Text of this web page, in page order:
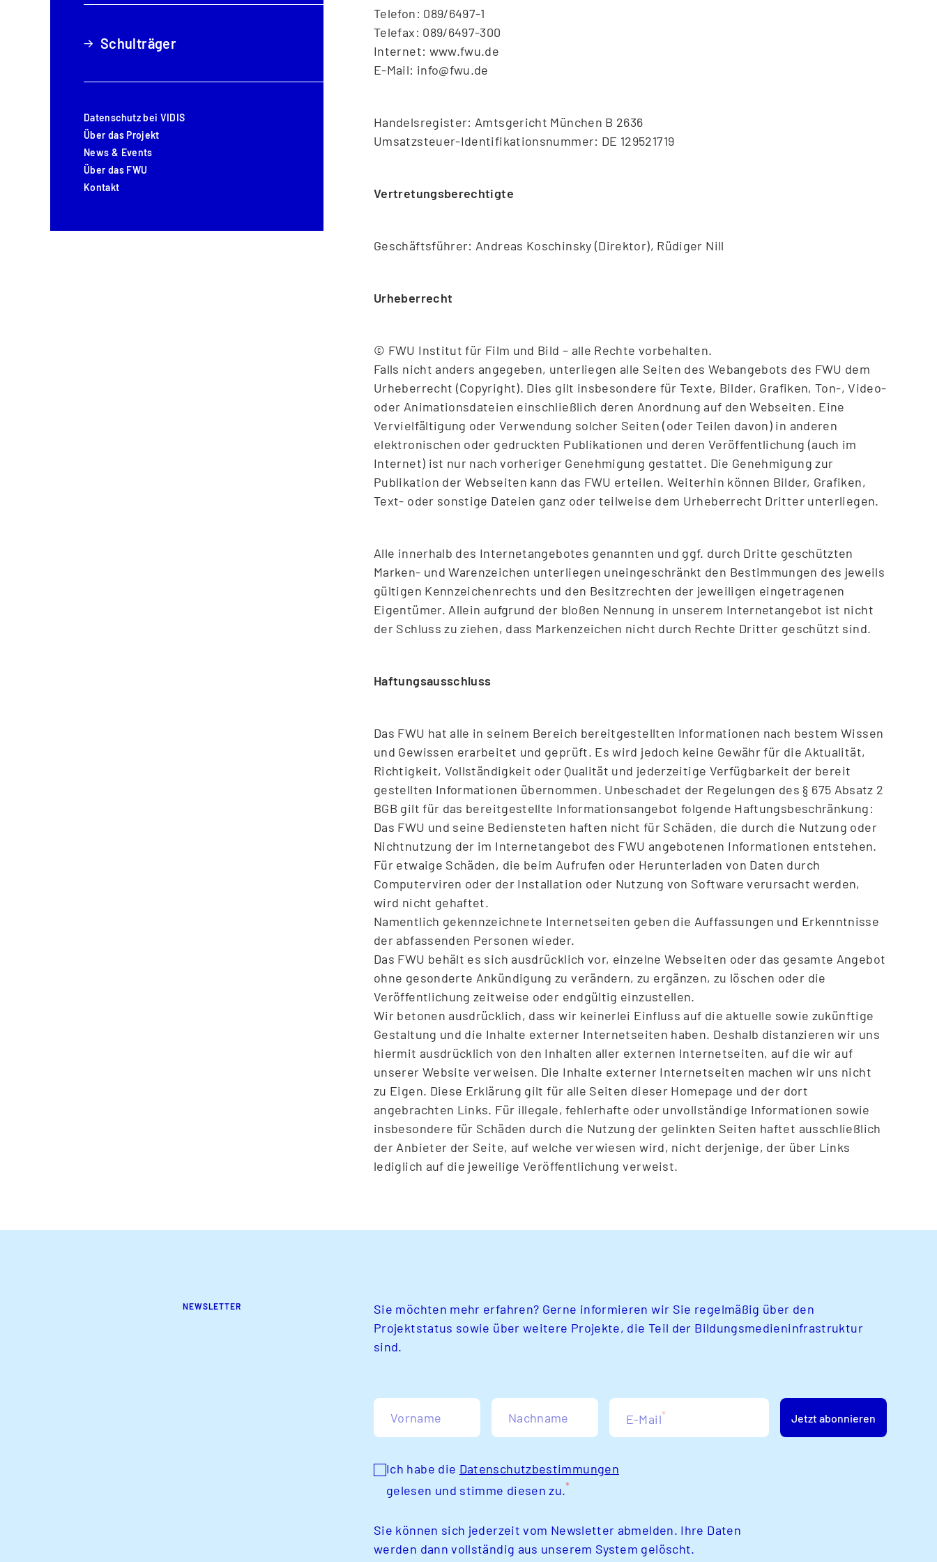
Schulträger
Datenschutz bei VIDIS
Über das Projekt
News & Events
Über das FWU
Kontakt
Schulträger
Datenschutz bei VIDIS
Über das Projekt
News & Events
Über das FWU
Kontakt
Telefon: 089/6497-1
Telefax: 089/6497-300
Internet: www.fwu.de
E-Mail: info@fwu.de
Handelsregister: Amtsgericht München B 2636
Umsatzsteuer-Identifikationsnummer: DE 129521719
Vertretungsberechtigte
Geschäftsführer: Andreas Koschinsky (Direktor), Rüdiger Nill
Urheberrecht
© FWU Institut für Film und Bild – alle Rechte vorbehalten.
Falls nicht anders angegeben, unterliegen alle Seiten des Webangebots des FWU dem
Urheberrecht (Copyright). Dies gilt insbesondere für Texte, Bilder, Grafiken, Ton-, Video-
oder Animationsdateien einschließlich deren Anordnung auf den Webseiten. Eine
Vervielfältigung oder Verwendung solcher Seiten (oder Teilen davon) in anderen
elektronischen oder gedruckten Publikationen und deren Veröffentlichung (auch im
Internet) ist nur nach vorheriger Genehmigung gestattet. Die Genehmigung zur
Publikation der Webseiten kann das FWU erteilen. Weiterhin können Bilder, Grafiken,
Text- oder sonstige Dateien ganz oder teilweise dem Urheberrecht Dritter unterliegen.
Alle innerhalb des Internetangebotes genannten und ggf. durch Dritte geschützten
Marken- und Warenzeichen unterliegen uneingeschränkt den Bestimmungen des jeweils
gültigen Kennzeichenrechts und den Besitzrechten der jeweiligen eingetragenen
Eigentümer. Allein aufgrund der bloßen Nennung in unserem Internetangebot ist nicht
der Schluss zu ziehen, dass Markenzeichen nicht durch Rechte Dritter geschützt sind.
Haftungsausschluss
Das FWU hat alle in seinem Bereich bereitgestellten Informationen nach bestem Wissen
und Gewissen erarbeitet und geprüft. Es wird jedoch keine Gewähr für die Aktualität,
Richtigkeit, Vollständigkeit oder Qualität und jederzeitige Verfügbarkeit der bereit
gestellten Informationen übernommen. Unbeschadet der Regelungen des § 675 Absatz 2
BGB gilt für das bereitgestellte Informationsangebot folgende Haftungsbeschränkung:
Das FWU und seine Bediensteten haften nicht für Schäden, die durch die Nutzung oder
Nichtnutzung der im Internetangebot des FWU angebotenen Informationen entstehen.
Für etwaige Schäden, die beim Aufrufen oder Herunterladen von Daten durch
Computerviren oder der Installation oder Nutzung von Software verursacht werden,
wird nicht gehaftet.
Namentlich gekennzeichnete Internetseiten geben die Auffassungen und Erkenntnisse
der abfassenden Personen wieder.
Das FWU behält es sich ausdrücklich vor, einzelne Webseiten oder das gesamte Angebot
ohne gesonderte Ankündigung zu verändern, zu ergänzen, zu löschen oder die
Veröffentlichung zeitweise oder endgültig einzustellen.
Wir betonen ausdrücklich, dass wir keinerlei Einfluss auf die aktuelle sowie zukünftige
Gestaltung und die Inhalte externer Internetseiten haben. Deshalb distanzieren wir uns
hiermit ausdrücklich von den Inhalten aller externen Internetseiten, auf die wir auf
unserer Website verweisen. Die Inhalte externer Internetseiten machen wir uns nicht
zu Eigen. Diese Erklärung gilt für alle Seiten dieser Homepage und der dort
angebrachten Links. Für illegale, fehlerhafte oder unvollständige Informationen sowie
insbesondere für Schäden durch die Nutzung der gelinkten Seiten haftet ausschließlich
der Anbieter der Seite, auf welche verwiesen wird, nicht derjenige, der über Links
lediglich auf die jeweilige Veröffentlichung verweist.
NEWSLETTER
Sie möchten mehr erfahren? Gerne informieren wir Sie regelmäßig über den
Projektstatus sowie über weitere Projekte, die Teil der Bildungsmedieninfrastruktur
sind.
Vorname Nachname E-Mail*
Ich habe die Datenschutzbestimmungen
gelesen und stimme diesen zu.*
Sie können sich jederzeit vom Newsletter abmelden. Ihre Daten
werden dann vollständig aus unserem System gelöscht.
Jetzt abonnieren